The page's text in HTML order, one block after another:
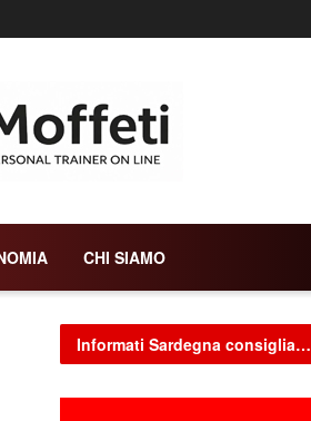
CHI SIAMO
Informati Sardegna consiglia…